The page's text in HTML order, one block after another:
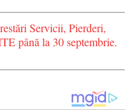
Servicii, Pierderi,
până la 30 septembrie.